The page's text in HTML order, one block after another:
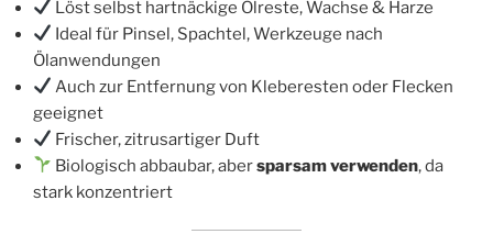
Löst selbst hartnäckige Ölreste, Wachse & Harze
Ideal für Pinsel, Spachtel, Werkzeuge nach
Ölanwendungen
Auch zur Entfernung von Kleberesten oder Flecken
geeignet
Frischer, zitrusartiger Duft
Biologisch abbaubar, abersparsam verwenden, da
stark konzentriert